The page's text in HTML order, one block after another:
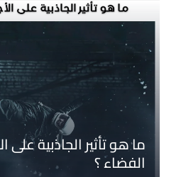
ما هو تأثير الجاذبية
الفضاء ؟